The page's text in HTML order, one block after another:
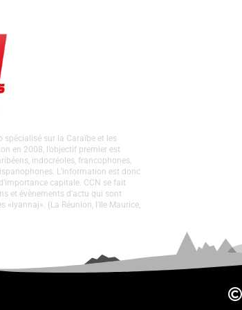
spécialisé sur la Caraïbe et les
en 2008, l’objectif premier est
indocréoles, francophones,
L’information est donc
capitale. CCN se fait
et évènements d'actu qui sont
«lyannaj». (La Réunion, l'Ile Maurice,